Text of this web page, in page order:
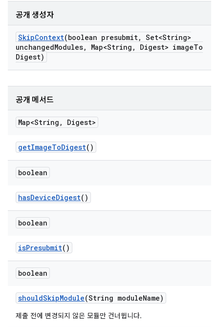
공개 생성자
SkipContext(boolean presubmit, Set<String>
unchangedModules, Map<String , Digest> imageTo
Digest)
공개 메서드
Map<String , Digest>
getImageToDigest()
boolean
hasDeviceDigest()
boolean
isPresubmit()
boolean
shouldSkipModule(String moduleName)
제출 전에 변경되지 않은 모듈만 건너뜁니다.